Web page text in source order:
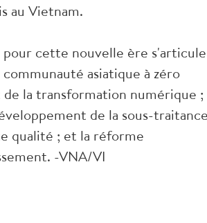
au Vietnam.
cette nouvelle ère s'articule
asiatique à zéro
la transformation numérique ;
de la sous-
qualité ; et la réforme
-VNA/VI